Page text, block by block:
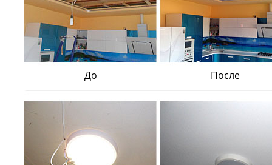
До После